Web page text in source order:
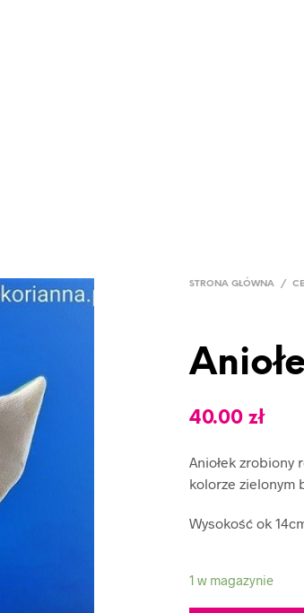
STRONA GŁÓWNA /
40.00zł
Aniołek zrobiony
kolorze zielonym
Wysokość ok
1 w magazynie